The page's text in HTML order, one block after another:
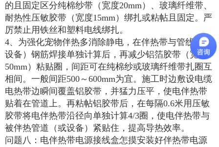
的且固定区分纯棉纱带（宽度20mm）、玻璃纤维带、
耐热性压敏胶带（宽度15mm）绑扎或粘帖且固定。严
厉禁止用铁丝和塑料电线绑扎。
4、为强化宠物伴热多消除静电，在伴热带与管线（或
设备）钢筋焊接单独计算后，再减少铝箔胶带（宽
50mm）粘贴圈，间距可在纯棉纱或玻璃纤维带扎圈互
相间。一般间距500～600mm为宜。施工时边敷设电缆
电热带边瞬间覆盖铝胶带，并猛力压平，使电伴热带
贴着在管道上。再粘帖铝胶带后，在每隔0.6米用压敏
胶带将电伴热带沿径向单独计算4/3圈，使电伴热带与
被伴热管道（或设备）紧贴住，提高导热效率。
问题八：电伴热带电源接线盒怎摸安装好伴热带电源